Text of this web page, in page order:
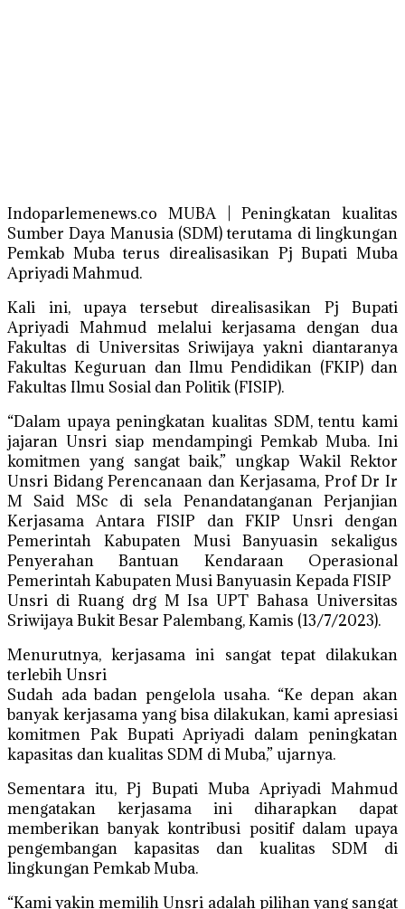
Indoparlemenews.co MUBA | Peningkatan kualitas
Sumber Daya Manusia (SDM) terutama di lingkungan
Pemkab Muba terus direalisasikan Pj Bupati Muba
Apriyadi Mahmud.
Kali ini, upaya tersebut direalisasikan Pj Bupati
Apriyadi Mahmud melalui kerjasama dengan dua
Fakultas di Universitas Sriwijaya yakni diantaranya
Fakultas Keguruan dan Ilmu Pendidikan (FKIP) dan
Fakultas Ilmu Sosial dan Politik (FISIP).
“Dalam upaya peningkatan kualitas SDM, tentu kami
jajaran Unsri siap mendampingi Pemkab Muba. Ini
komitmen yang sangat baik,” ungkap Wakil Rektor
Unsri Bidang Perencanaan dan Kerjasama, Prof Dr Ir
M Said MSc di sela Penandatanganan Perjanjian
Kerjasama Antara FISIP dan FKIP Unsri dengan
Pemerintah Kabupaten Musi Banyuasin sekaligus
Penyerahan Bantuan Kendaraan Operasional
Pemerintah Kabupaten Musi Banyuasin Kepada FISIP
Unsri di Ruang drg M Isa UPT Bahasa Universitas
Sriwijaya Bukit Besar Palembang, Kamis (13/7/2023).
Menurutnya, kerjasama ini sangat tepat dilakukan
terlebih Unsri
Sudah ada badan pengelola usaha. “Ke depan akan
banyak kerjasama yang bisa dilakukan, kami apresiasi
komitmen Pak Bupati Apriyadi dalam peningkatan
kapasitas dan kualitas SDM di Muba,” ujarnya.
Sementara itu, Pj Bupati Muba Apriyadi Mahmud
mengatakan kerjasama ini diharapkan dapat
memberikan banyak kontribusi positif dalam upaya
pengembangan kapasitas dan kualitas SDM di
lingkungan Pemkab Muba.
“Kami yakin memilih Unsri adalah pilihan yang sangat